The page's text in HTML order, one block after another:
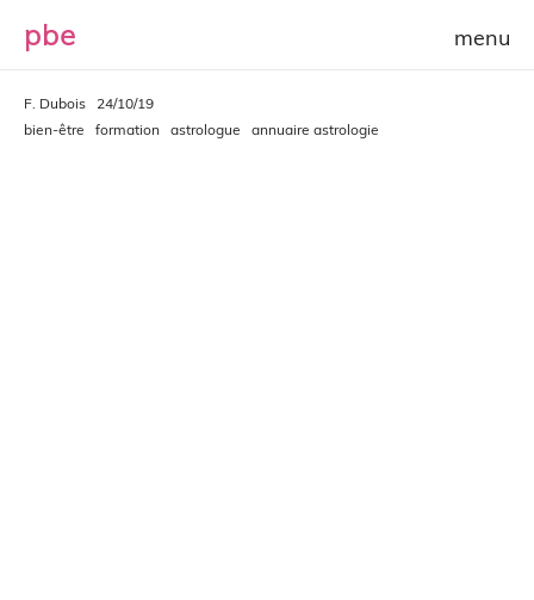
pbe
F. Dubois
24/10/19
bien-être
formation astrologue annuaire astrologie